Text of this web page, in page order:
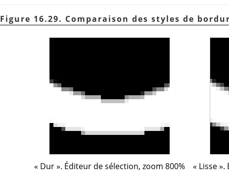
Figure 16.29. Comparaison des styles de
« Dur». Éditeur de sélection, zoom 800% « Lisse».